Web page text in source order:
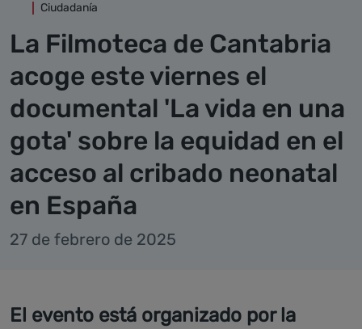
Ciudadanía
La Filmoteca de Cantabria
acoge este viernes el
documental 'La vida en una
gota' sobre la equidad en el
acceso al cribado neonatal
en España
27 de febrero de 2025
El evento está organizado por la